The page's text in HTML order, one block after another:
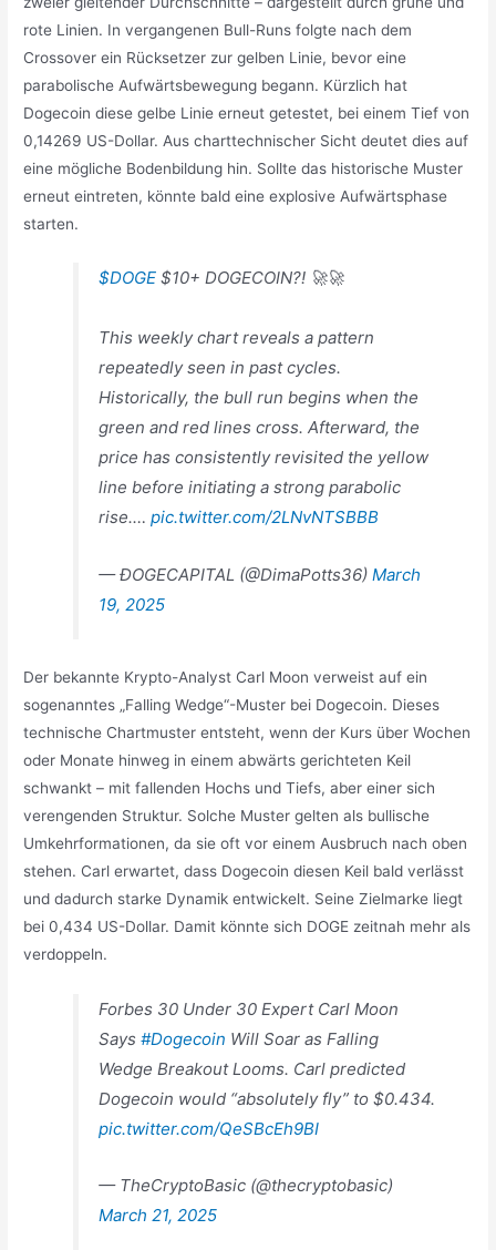
rote Linien. In vergangenen Bull-Runs folgte nach dem
Crossover ein Rücksetzer zur gelben Linie, bevor eine
parabolische Aufwärtsbewegung begann. Kürzlich hat
Dogecoin diese gelbe Linie erneut getestet, bei einem Tief von
0,14269 US-Dollar. Aus charttechnischer Sicht deutet dies auf
eine mögliche Bodenbildung hin. Sollte das historische Muster
erneut eintreten, könnte bald eine explosive Aufwärtsphase
starten.
$DOGE $10+ DOGECOIN?! 🚀🚀
This weekly chart reveals a pattern
repeatedly seen in past cycles.
Historically, the bull run begins when the
green and red lines cross. Afterward, the
price has consistently revisited the yellow
line before initiating a strong parabolic
rise.…pic.twitter.com/2LNvNTSBBB
— ÐOGECAPITAL (@DimaPotts36)March
19, 2025
Der bekannte Krypto-Analyst Carl Moon verweist auf ein
sogenanntes „Falling Wedge“-Muster bei Dogecoin. Dieses
technische Chartmuster entsteht, wenn der Kurs über Wochen
oder Monate hinweg in einem abwärts gerichteten Keil
schwankt – mit fallenden Hochs und Tiefs, aber einer sich
verengenden Struktur. Solche Muster gelten als bullische
Umkehrformationen, da sie oft vor einem Ausbruch nach oben
stehen. Carl erwartet, dass Dogecoin diesen Keil bald verlässt
und dadurch starke Dynamik entwickelt. Seine Zielmarke liegt
bei 0,434 US-Dollar. Damit könnte sich DOGE zeitnah mehr als
verdoppeln.
Forbes 30 Under 30 Expert Carl Moon
Says#Dogecoin Will Soar as Falling
Wedge Breakout Looms. Carl predicted
Dogecoin would “absolutely fly” to $0.434.
pic.twitter.com/QeSBcEh9BI
— TheCryptoBasic (@thecryptobasic)
March 21, 2025